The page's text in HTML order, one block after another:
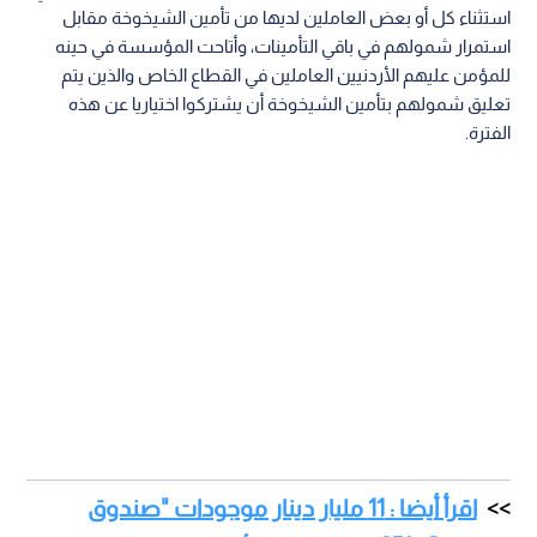
استثناء كل أو بعض العاملين لديها من تأمين الشيخوخة مقابل
استمرار شمولهم في باقي التأمينات، وأتاحت المؤسسة في حينه
للمؤمن عليهم الأردنيين العاملين في القطاع الخاص والذين يتم
تعليق شمولهم بتأمين الشيخوخة أن يشتركوا اختياريا عن هذه
الفترة.
اقرأ أيضا : 11 مليار دينار موجودات "صندوق